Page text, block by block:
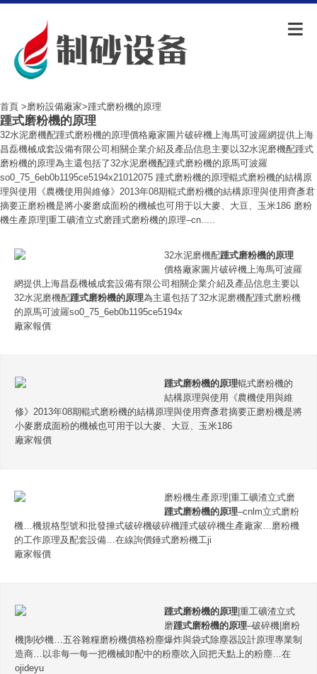
首頁 >磨粉設備廠家>踵式磨粉機的原理
踵式磨粉機的原理
32水泥磨機配踵式磨粉機的原理價格廠家圖片破碎機上海馬可波羅網提供上海
昌磊機械成套設備有限公司相關企業介紹及產品信息主要以32水泥磨機配踵式
磨粉機的原理為主還包括了32水泥磨機配踵式磨粉機的原馬可波羅
so0_75_6eb0b1195ce5194x21012075 踵式磨粉機的原理輥式磨粉機的結構原
理與使用《農機使用與維修》2013年08期輥式磨粉機的結構原理與使用齊彥君
摘要正磨粉機是將小麥磨成面粉的機械也可用于以大麥、大豆、玉米186 磨粉
機生產原理|重工礦渣立式磨踵式磨粉機的原理–cn.....
32水泥磨機配踵式磨粉機的原理
價格廠家圖片破碎機上海馬可波羅
網提供上海昌磊機械成套設備有限公司相關企業介紹及產品信息主要以
32水泥磨機配踵式磨粉機的原理為主還包括了32水泥磨機配踵式磨粉機
的原馬可波羅so0_75_6eb0b1195ce5194x
廠家報價
踵式磨粉機的原理輥式磨粉機的
結構原理與使用《農機使用與維
修》2013年08期輥式磨粉機的結構原理與使用齊彥君摘要正磨粉機是將
小麥磨成面粉的機械也可用于以大麥、大豆、玉米186
廠家報價
磨粉機生產原理|重工礦渣立式磨
踵式磨粉機的原理–cnlm立式磨粉
機…機規格型號和批發捶式破碎機破碎機踵式破碎機生產廠家…磨粉機
的工作原理及配套設備…在線詢價錘式磨粉機工ji
廠家報價
踵式磨粉機的原理 |重工礦渣立式
磨踵式磨粉機的原理–破碎機|磨粉
機|制砂機…五谷雜糧磨粉機價格粉塵爆炸與袋式除塵器設計原理專業制
造商…以非每一每一把機械卸配中的粉塵吹入回把天點上的粉塵…在
ojideyu